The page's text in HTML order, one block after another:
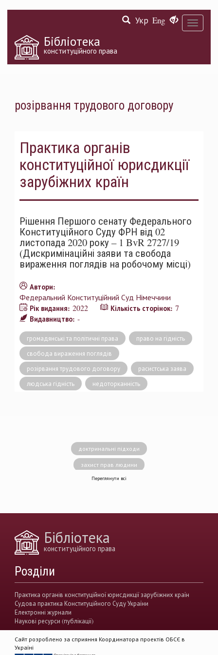
Toggle
Укр Eng
Бібліотека
конституційного права
розірвання трудового договору
Практика органів
конституційної юрисдикції
зарубіжних країн
Рішення Першого сенату Федерального
Конституційного Суду ФРН від 02
листопада 2020 року – 1 BvR 2727/19
(Дискримінаційні заяви та свобода
вираження поглядів на робочому місці)
Автори:
Федеральний Конституційний Суд Німеччини
Рік видання: 2022 Кількість сторінок: 7
Видавництво: -
громадянські та політичні права
право на гідність
свобода вираження поглядів
розірвання трудового договору
расистська заява
людська гідність
недоторканність
доктринальні підходи
захист прав людини
децентралізація влади
генофонд держава
конситуційне право
Вища кваліфікаційна комісії суддів
Вищий антикорупційний суд України
верховенство права
гендерна рівність звуження прав
Переглянути всі
Бібліотека
конституційного права
Розділи
Практика органів конституційної юрисдикції зарубіжних країн
Судова практика Конституційного Суду України
Електронні журнали
Наукові ресурси (публікації)
Сайт розроблено за сприяння Координатора проектів ОБСЄ в
Україні